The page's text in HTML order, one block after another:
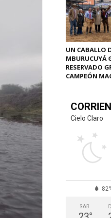
UN CABALLO
MBURUCUYÁ
RESERVADO
CAMPEÓN
Cielo Claro
SAB